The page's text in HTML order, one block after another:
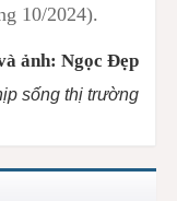
10/2024).
ảnh: Ngọc Đẹp
sống thị trường